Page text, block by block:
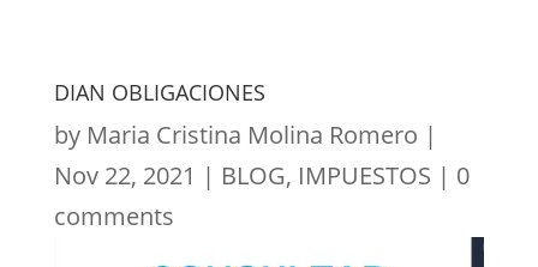
DIAN OBLIGACIONES
by Maria Cristina Molina Romero |
Nov 22, 2021 | BLOG, IMPUESTOS | 0
comments